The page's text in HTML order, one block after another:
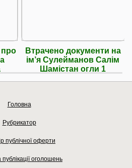
про
Втрачено документи на
ім’я Сулейманов Салім
Шамістан огли 1
Головна
Рубрикатор
публічної оферти
оголошень